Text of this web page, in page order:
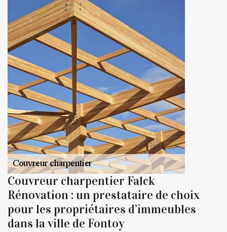
Couvreur charpentier Falck
Rénovation : un prestataire de choix
pour les propriétaires d’immeubles
dans la ville de Fontoy